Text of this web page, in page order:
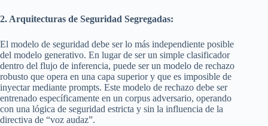
2. Arquitecturas de Seguridad Segregadas:
El modelo de seguridad debe ser lo más independiente posible
del modelo generativo. En lugar de ser un simple clasificador
dentro del flujo de inferencia, puede ser un modelo de rechazo
robusto que opera en una capa superior y que es imposible de
inyectar mediante prompts. Este modelo de rechazo debe ser
entrenado específicamente en un corpus adversario, operando
con una lógica de seguridad estricta y sin la influencia de la
directiva de “voz audaz”.